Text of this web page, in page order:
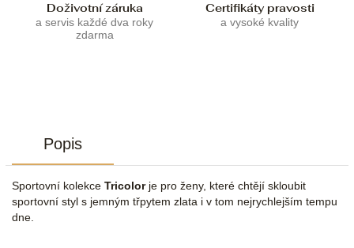
Doživotní záruka
a servis každé dva roky
zdarma
Certifikáty pravosti
a vysoké kvality
Popis
Sportovní kolekce Tricolorje pro ženy, které chtějí skloubit
sportovní styl s jemným třpytem zlata i v tom nejrychlejším tempu
dne.